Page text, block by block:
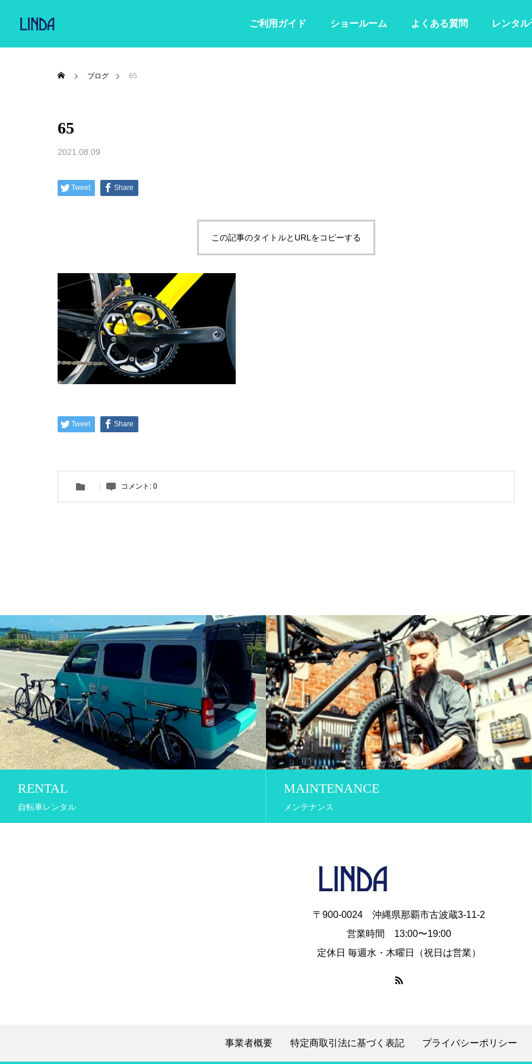
ご利用ガイド ショールーム よくある質問 レンタル
ブログ 65
65
2021.08.09
Tweet Share
この記事のタイトルとURLをコピーする
Tweet Share
コメント: 0
RENTAL
自転車レンタル
MAINTENANCE
メンテナンス
〒900-0024 沖縄県那覇市古波蔵3-11-2
営業時間 13:00〜19:00
定休日 毎週水・木曜日（祝日は営業）
事業者概要 特定商取引法に基づく表記 プライバシーポリシー